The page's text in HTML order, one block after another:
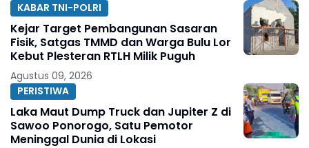
KABAR TNI-POLRI
Kejar Target Pembangunan Sasaran
Fisik, Satgas TMMD dan Warga Bulu Lor
Kebut Plesteran RTLH Milik Puguh
Agustus 09, 2026
PERISTIWA
Laka Maut Dump Truck dan Jupiter Z di
Sawoo Ponorogo, Satu Pemotor
Meninggal Dunia di Lokasi